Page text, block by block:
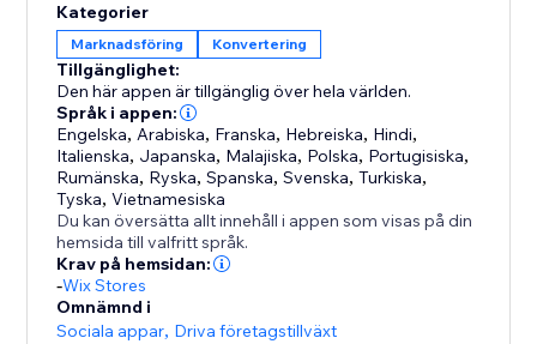
Customer Import and Segmentation: Automatically
import customer data, simplifying management and
personalized segmentation. Keep a detailed history
for more effective and targeted campaigns.
Kategorier
Marknadsföring Konvertering
Tillgänglighet:
Den här appen är tillgänglig över hela världen.
Språk i appen:
Engelska, Arabiska, Franska, Hebreiska, Hindi,
Italienska, Japanska, Malajiska, Polska, Portugisiska,
Rumänska, Ryska,Spanska,Svenska,Turkiska,
Tyska,Vietnamesiska
Du kan översätta allt innehåll i appen som visas på din
hemsida till valfritt språk.
Krav på hemsidan:
-Wix Stores
Omnämnd i
Sociala appar, Driva företagstillväxt